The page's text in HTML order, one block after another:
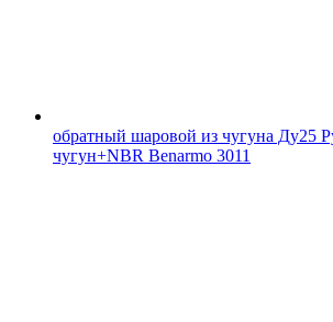
обратный шаровой из чугуна Ду25
чугун+NBR Benarmo 3011